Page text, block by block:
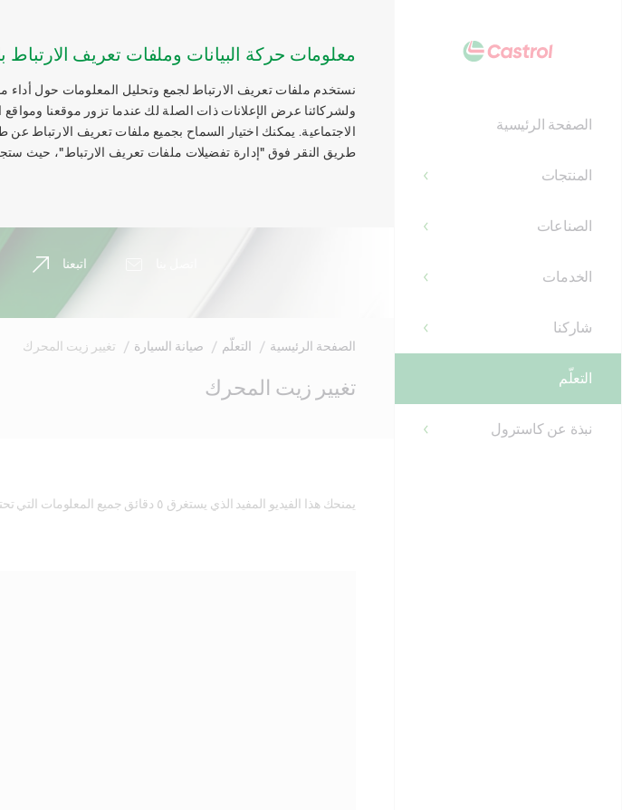
معلومات حركة البيانات وملفات تعريف الارتباط
نستخدم ملفات تعريف الارتباط لجمع وتحليل المعلومات حول أداء
ولشركائنا عرض الإعلانات ذات الصلة لك عندما تزور موقعنا
الاجتماعية. يمكنك اختيار السماح بجميع ملفات تعريف الارتباط
طريق النقر فوق "إدارة تفضيلات ملفات تعريف الارتباط"، حيث
اتبعنا
الصفحة الرئيسية
المنتجات
الصناعات
الخدمات
شاركنا
التعلّم
نبذة عن كاسترول
الصفحة الرئيسية التعلّم صيانة السيارة تغيير زيت المحرك
Contentتغيير زيت المحرك
يمنحك هذا الفيديو المفيد الذي يستغرق ٥ دقائق جميع المعلومات التي تحتاجها لفهم كيفية تغيير الزيت. ما عليك سوى النقر فوق هذا الرابط لتشغيل الفيديو.